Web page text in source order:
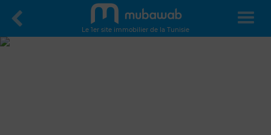
Le 1er site immobilier de la Tunisie